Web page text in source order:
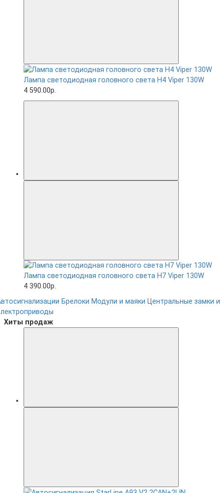
Лампа светодиодная головного света H4 Viper 130W
4 590.00р.
Лампа светодиодная головного света H7 Viper 130W
4 390.00р.
Брелоки Модули и маяки Центральные замки и
Хиты продаж